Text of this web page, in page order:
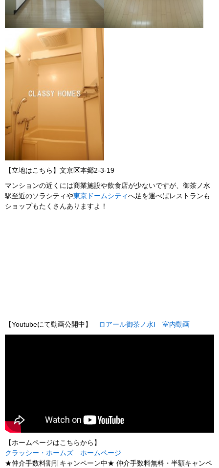
【立地はこちら】文京区本郷2-3-19
マンションの近くには商業施設や飲食店が少ないですが、御茶ノ水
駅至近のソラシティや東京ドームシティへ足を運べばレストランも
ショップもたくさんありますよ！
【Youtubeにて動画公開中】 ロアール御茶ノ水Ⅰ 室内動画
【ホームページはこちらから】
クラッシー・ホームズ ホームページ
★仲介手数料割引キャンペーン中★ 仲介手数料無料・半額キャンペ